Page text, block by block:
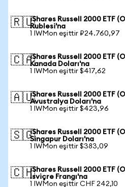
🇷🇺iShares Russell 2000 ETF
Rublesi'na
1 IWMon eşittir ₽24.760,97
🇨🇦iShares Russell 2000 ETF
Kanada Doları'na
1 IWMon eşittir $417,62
🇦🇺iShares Russell 2000 ETF
Avustralya Doları'na
1 IWMon eşittir $423,96
🇸🇬iShares Russell 2000 ETF
Singapur Doları'na
1 IWMon eşittir $383,09
🇨🇭iShares Russell 2000 ETF
İsviçre Frangı'na
1 IWMon eşittir CHF 242,10